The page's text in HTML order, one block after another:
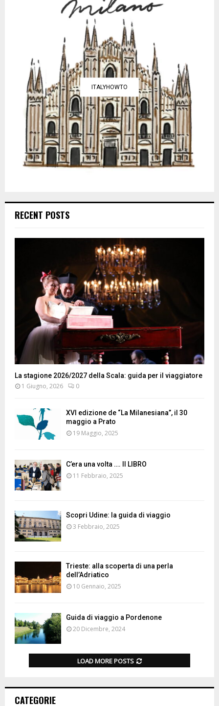
ITALYHOWTO
RECENT POSTS
La stagione 2026/2027 della Scala: guida per il viaggiatore
1 Giugno, 2026 0
XVI edizione de “La Milanesiana”, il 30
maggio a Prato
19 Maggio, 2025
C’era una volta …. Il LIBRO
11 Febbraio, 2025
Scopri Udine: la guida di viaggio
3 Febbraio, 2025
Trieste: alla scoperta di una perla
dell’Adriatico
10 Gennaio, 2025
Guida di viaggio a Pordenone
20 Dicembre, 2024
LOAD MORE POSTS
CATEGORIE